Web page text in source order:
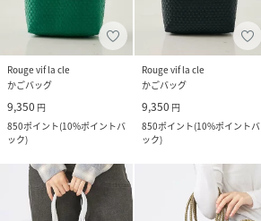
Rouge vif la cle
かごバッグ
9,350 円
850ポイント(10%ポイントバ
ック)
Rouge vif la cle
かごバッグ
9,350 円
850ポイント(10%ポイントバ
ック)